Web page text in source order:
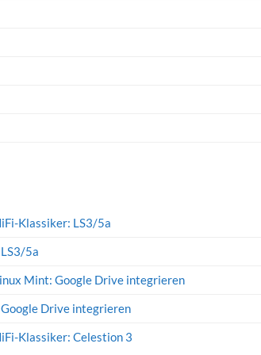
Klassiker: LS3/5a
5a
Mint: Google Drive integrieren
Drive integrieren
Klassiker: Celestion 3